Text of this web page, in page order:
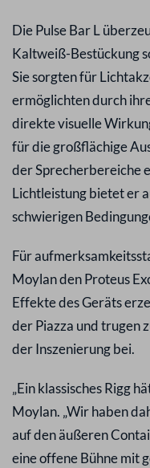
Die Pulse Bar L
Kaltweiß-Bestückung
Sie sorgten für
ermöglichten durch
direkte visuelle
für die großflächige
der Sprecherbereiche
Lichtleistung bietet er
schwierigen
Für
Moylan den Proteus
Effekte des Geräts
der Piazza und trugen
der Inszenierung bei.
„Ein klassisches Rigg
Moylan. „Wir haben
auf den äußeren
eine offene Bühne mit